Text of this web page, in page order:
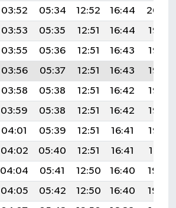
03:52 05:34 12:52 16:44
20:00
03:53 05:35 12:51 16:44
19:58
03:55 05:36 12:51 16:43
19:57
03:56 05:37 12:51 16:43
19:56
03:58 05:38 12:51 16:42
19:55
03:59 05:38 12:51 16:42
19:53
04:01 05:39 12:51 16:41
19:52
04:02 05:40 12:51 16:41
19:51
04:04 05:41 12:50 16:40
19:50
04:05 05:42 12:50 16:40
19:48